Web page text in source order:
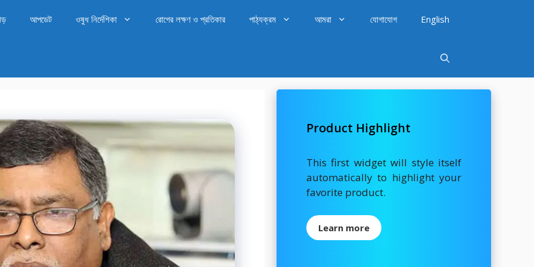
আপডেট ওষুধ নির্দেশিকা রোগের লক্ষণ ও প্রতিকার পাঠ্যক্রম আমরা যোগাযোগ English
Product Highlight
This first widget will style itself
automatically to highlight your
favorite product.
Learn more